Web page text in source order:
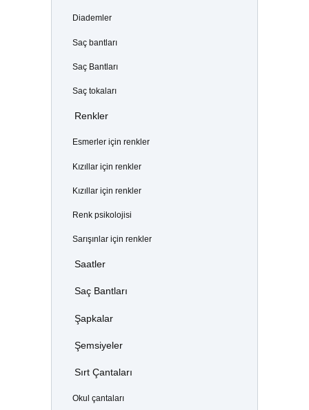
Diademler
Saç bantları
Saç Bantları
Saç tokaları
Renkler
Esmerler için renkler
Kızıllar için renkler
Kızıllar için renkler
Renk psikolojisi
Sarışınlar için renkler
Saatler
Saç Bantları
Şapkalar
Şemsiyeler
Sırt Çantaları
Okul çantaları